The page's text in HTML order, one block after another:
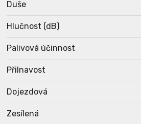
Duše
Hlučnost (dB)
Palivová účinnost
Přilnavost
Dojezdová
Zesílená